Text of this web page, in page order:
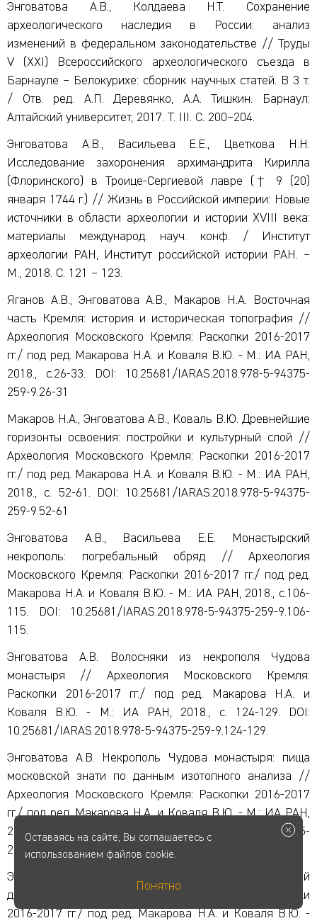
Энговатова А.В., Колдаева Н.Т. Сохранение
археологического наследия в России: анализ
изменений в федеральном законодательстве // Труды
V (XXI) Всероссийского археологического съезда в
Барнауле – Белокурихе: сборник научных статей. В 3 т.
/ Отв. ред. А.П. Деревянко, А.А. Тишкин. Барнаул:
Алтайский университет, 2017. Т. III. С. 200–204.
Энговатова А.В., Васильева Е.Е., Цветкова Н.Н.
Исследование захоронения архимандрита Кирилла
(Флоринского) в Троице-Сергиевой лавре († 9 (20)
января 1744 г.) // Жизнь в Российской империи: Новые
источники в области археологии и истории XVIII века:
материалы международ. науч. конф. / Институт
археологии РАН, Институт российской истории РАН. –
М., 2018. С. 121 – 123.
Яганов А.В., Энговатова А.В., Макаров Н.А. Восточная
часть Кремля: история и историческая топография //
Археология Московского Кремля: Раскопки 2016-2017
гг./ под ред. Макарова Н.А. и Коваля В.Ю. - М.: ИА РАН,
2018., с.26-33. DOI: 10.25681/IARAS.2018.978-5-94375-
259-9.26-31
Макаров Н.А., Энговатова А.В., Коваль В.Ю. Древнейшие
горизонты освоения: постройки и культурный слой //
Археология Московского Кремля: Раскопки 2016-2017
гг./ под ред. Макарова Н.А. и Коваля В.Ю. - М.: ИА РАН,
2018., с. 52-61. DOI: 10.25681/IARAS.2018.978-5-94375-
259-9.52-61
Энговатова А.В., Васильева Е.Е. Монастырский
некрополь: погребальный обряд // Археология
Московского Кремля: Раскопки 2016-2017 гг./ под ред.
Макарова Н.А. и Коваля В.Ю. - М.: ИА РАН, 2018., с.106-
115. DOI: 10.25681/IARAS.2018.978-5-94375-259-9.106-
115.
Энговатова А.В. Волосняки из некрополя Чудова
монастыря // Археология Московского Кремля:
Раскопки 2016-2017 гг./ под ред. Макарова Н.А. и
Коваля В.Ю. - М.: ИА РАН, 2018., с. 124-129. DOI:
10.25681/IARAS.2018.978-5-94375-259-9.124-129.
Энговатова А.В. Некрополь Чудова монастыря: пища
московской знати по данным изотопного анализа //
Археология Московского Кремля: Раскопки 2016-2017
гг./ под ред. Макарова Н.А. и Коваля В.Ю. - М.: ИА РАН,
2018., с.138-143. DOI: 10.25681/IARAS.2018.978-5-94375-
259-9.138-143.
Энговатова А.В., Яганов А.В. Малый Николаевский
дворец // Археология Московского Кремля: Раскопки
2016-2017 гг./ под ред. Макарова Н.А. и Коваля В.Ю. -
Оставаясь на сайте, Вы соглашаетесь с
использованием файлов cookie.
Понятно